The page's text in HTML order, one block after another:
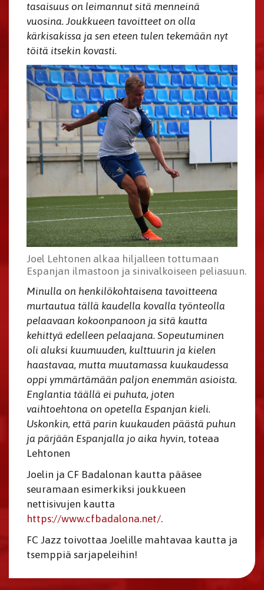
tasaisuus on leimannut sitä menneinä
vuosina. Joukkueen tavoitteet on olla
kärkisakissa ja sen eteen tulen tekemään nyt
töitä itsekin kovasti.
Joel Lehtonen alkaa hiljalleen tottumaan
Espanjan ilmastoon ja sinivalkoiseen peliasuun.
Minulla on henkilökohtaisena tavoitteena
murtautua tällä kaudella kovalla työnteolla
pelaavaan kokoonpanoon ja sitä kautta
kehittyä edelleen pelaajana. Sopeutuminen
oli aluksi kuumuuden, kulttuurin ja kielen
haastavaa, mutta muutamassa kuukaudessa
oppi ymmärtämään paljon enemmän asioista.
Englantia täällä ei puhuta, joten
vaihtoehtona on opetella Espanjan kieli.
Uskonkin, että parin kuukauden päästä puhun
ja pärjään Espanjalla jo aika hyvin, toteaa
Lehtonen
Joelin ja CF Badalonan kautta pääsee
seuramaan esimerkiksi joukkueen
nettisivujen kautta
https://www.cfbadalona.net/.
FC Jazz toivottaa Joelille mahtavaa kautta ja
tsemppiä sarjapeleihin!